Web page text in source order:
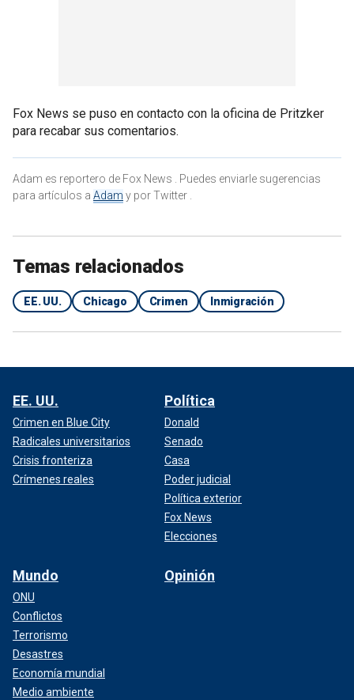
Fox News se puso en contacto con la oficina de Pritzker
para recabar sus comentarios.
Adam es reportero de Fox News . Puedes enviarle sugerencias
para artículos a Adam y por Twitter .
Temas relacionados
EE. UU. Chicago Crimen Inmigración
EE. UU.
Crimen en Blue City
Radicales universitarios
Crisis fronteriza
Crímenes reales
Política
Donald
Senado
Casa
Poder judicial
Política exterior
Fox News
Elecciones
Mundo
ONU
Conflictos
Terrorismo
Desastres
Economía mundial
Medio ambiente
Opinión